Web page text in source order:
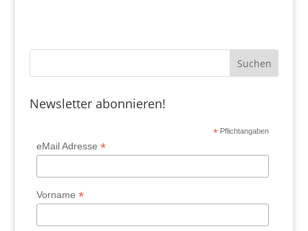
Newsletter abonnieren!
* Pflichtangaben
eMail Adresse*
Vorname*